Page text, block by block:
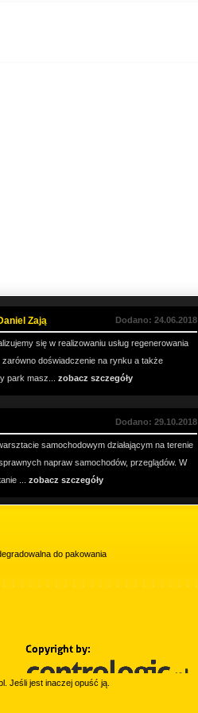
Zają Dodano: 24.06.2018
się w realizowaniu usług regenerowania
doświadczenie na rynku a także
park masz... zobacz szczegóły
Dodano: 29.10.2018
samochodowym działającym na terenie
napraw samochodów, przeglądów. W
... zobacz szczegóły
do pakowania
Jeśli jest inaczej opuść ją.